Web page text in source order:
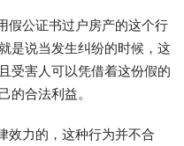
公证书过户房产的这个行
是说当发生纠纷的时候，这
受害人可以凭借着这份假的
的合法利益。
力的，这种行为并不合